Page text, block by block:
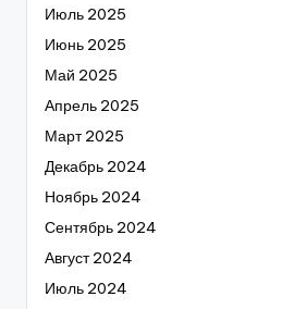
Июль 2025
Июнь 2025
Май 2025
Апрель 2025
Март 2025
Декабрь 2024
Ноябрь 2024
Сентябрь 2024
Август 2024
Июль 2024